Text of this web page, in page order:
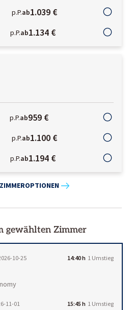
p.P.ab1.039 €
p.P.ab1.134 €
p.P.ab959 €
p.P.ab1.100 €
p.P.ab1.194 €
gewählten Zimmer
10-25 14:40 h 1 Umstieg
11-01 15:45 h 1 Umstieg